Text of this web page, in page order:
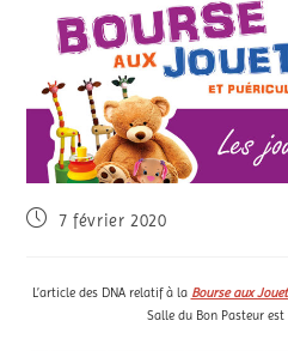
7 février 2020
L’article des DNA relatif à la Bourse aux
Salle du Bon Pasteur